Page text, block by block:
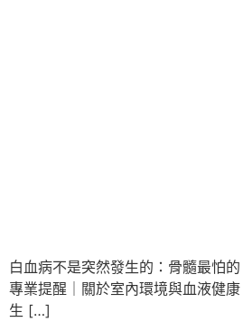
白血病不是突然發生的：骨髓最怕的
專業提醒｜關於室內環境與血液健
生 […]